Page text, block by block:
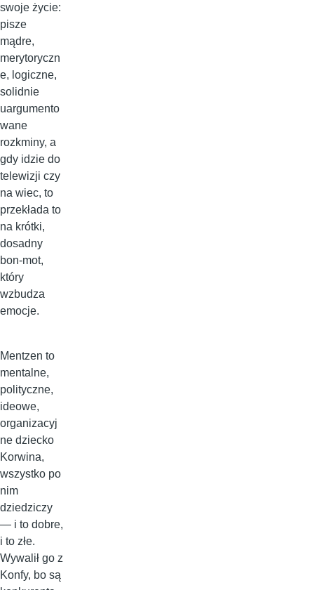
swoje życie:
pisze
mądre,
merytoryczn
e, logiczne,
solidnie
uargumento
wane
rozkminy, a
gdy idzie do
telewizji czy
na wiec, to
przekłada to
na krótki,
dosadny
bon-mot,
który
wzbudza
emocje.
Mentzen to
mentalne,
polityczne,
ideowe,
organizacyj
ne dziecko
Korwina,
wszystko po
nim
dziedziczy
— i to dobre,
i to złe.
Wywalił go z
Konfy, bo są